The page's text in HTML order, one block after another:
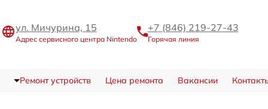
ул. Мичурина, 15
Адрес сервисного центра Nintendo
+7 (846) 219-27-43
Горячая линия
Ремонт устройств Цена ремонта Вакансии